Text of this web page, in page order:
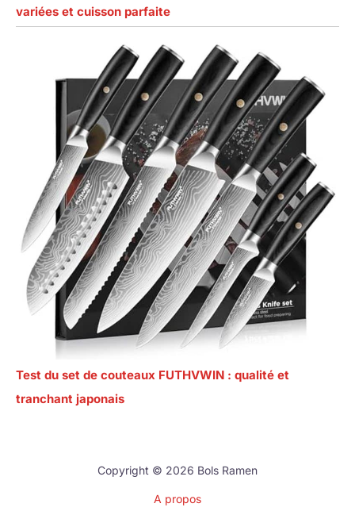
variées et cuisson parfaite
Test du set de couteaux FUTHVWIN : qualité et
tranchant japonais
Copyright © 2026 Bols Ramen
A propos